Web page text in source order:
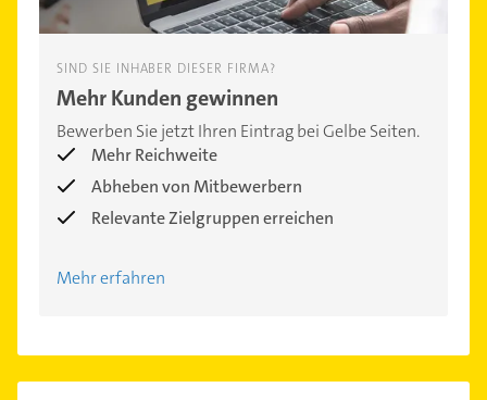
SIND SIE INHABER DIESER FIRMA?
Mehr Kunden gewinnen
Bewerben Sie jetzt Ihren Eintrag bei Gelbe Seiten.
Mehr Reichweite
Abheben von Mitbewerbern
Relevante Zielgruppen erreichen
Mehr erfahren